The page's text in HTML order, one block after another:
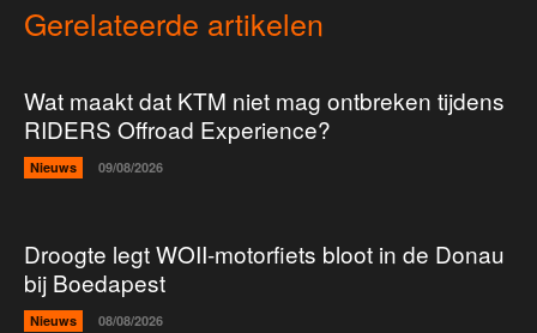
Gerelateerde artikelen
Wat maakt dat KTM niet mag ontbreken tijdens
RIDERS Offroad Experience?
Nieuws 09/08/2026
Droogte legt WOII-motorfiets bloot in de Donau
bij Boedapest
Nieuws 08/08/2026